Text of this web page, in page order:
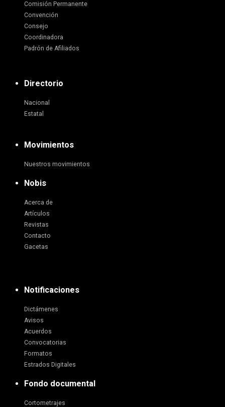
Comisión Permanente
Convención
Consejo
Coordinadora
Padrón de Afiliados
Directorio
Nacional
Estatal
Movimientos
Nuestros movimientos
Nobis
Acerca de
Artículos
Revistas
Contacto
Gacetas
Notificaciones
Dictámenes
Avisos
Acuerdos
Convocatorias
Formatos
Estrados Digitales
Fondo documental
Cortometrajes